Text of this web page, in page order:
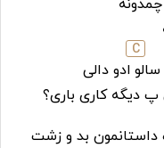
C
ادو دالی
دیگه کاری باری؟
بد و زشت